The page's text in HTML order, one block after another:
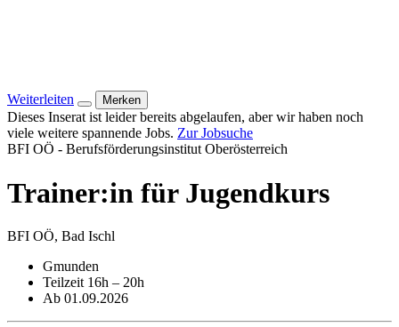
Weiterleiten Merken
Dieses Inserat ist leider bereits abgelaufen, aber wir haben noch
viele weitere spannende Jobs. Zur Jobsuche
BFI OÖ - Berufsförderungsinstitut Oberösterreich
Trainer:in für Jugendkurs
BFI OÖ, Bad Ischl
Gmunden
Teilzeit 16h – 20h
Ab 01.09.2026